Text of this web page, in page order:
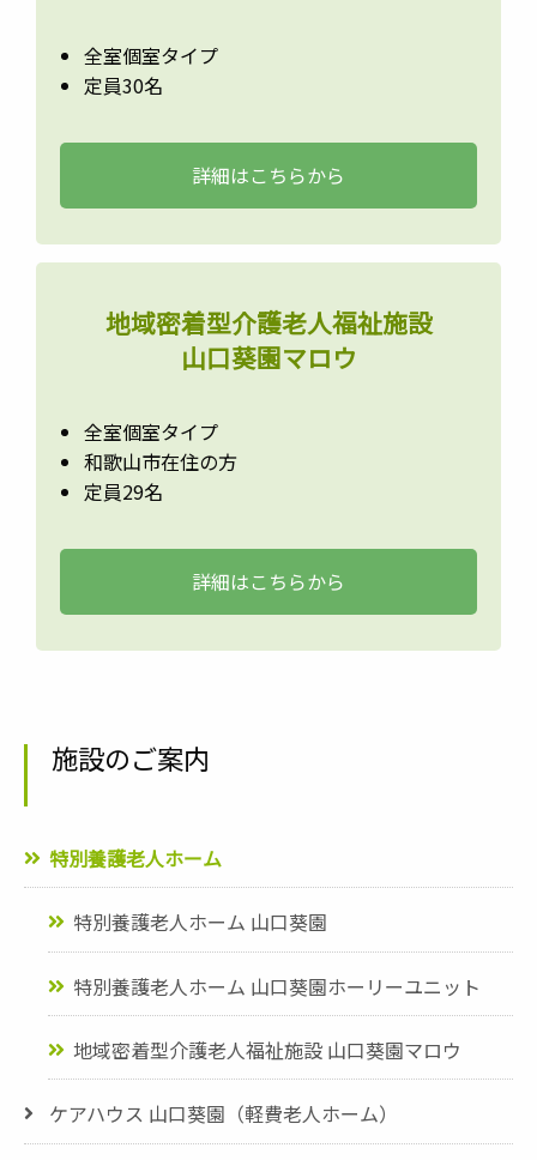
全室個室タイプ
定員30名
詳細はこちらから
地域密着型介護老人福祉施設
山口葵園マロウ
全室個室タイプ
和歌山市在住の方
定員29名
詳細はこちらから
施設のご案内
特別養護老人ホーム
特別養護老人ホーム 山口葵園
特別養護老人ホーム 山口葵園ホーリーユニット
地域密着型介護老人福祉施設 山口葵園マロウ
ケアハウス 山口葵園（軽費老人ホーム）